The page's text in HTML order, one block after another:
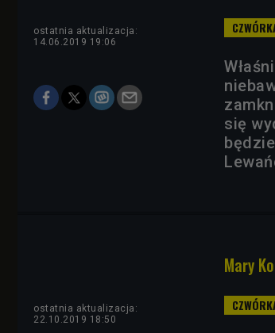
ostatnia aktualizacja:
14.06.2019 19:06
się
Mary
ostatnia aktualizacja:
22.10.2019 18:50